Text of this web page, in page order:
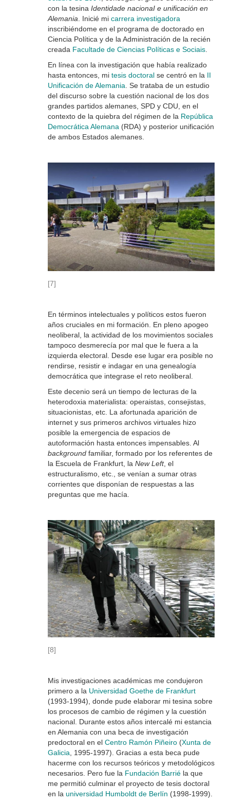
con la tesina Identidade nacionaI e unificación en
Alemania . Inicié mi carrera investigadora
inscribiéndome en el programa de doctorado en
Ciencia Política y de la Administración de la recién
creada Facultade de Ciencias Políticas e Sociais.
En línea con la investigación que había realizado
hasta entonces, mi tesis doctoralse centró en la II
Unificación de Alemania . Se trataba de un estudio
del discurso sobre la cuestión nacional de los dos
grandes partidos alemanes, SPD y CDU, en el
contexto de la quiebra del régimen de la República
Democrática Alemana (RDA) y posterior unificación
de ambos Estados alemanes.
[7]
En términos intelectuales y políticos estos fueron
años cruciales en mi formación. En pleno apogeo
neoliberal, la actividad de los movimientos sociales
tampoco desmerecía por mal que le fuera a la
izquierda electoral. Desde ese lugar era posible no
rendirse, resistir e indagar en una genealogía
democrática que integrase el reto neoliberal.
Este decenio será un tiempo de lecturas de la
heterodoxia materialista: operaistas, consejistas,
situacionistas, etc. La afortunada aparición de
internet y sus primeros archivos virtuales hizo
posible la emergencia de espacios de
autoformación hasta entonces impensables. Al
backgroundfamiliar, formado por los referentes de
la Escuela de Frankfurt, la New Left, el
estructuralismo, etc., se venían a sumar otras
corrientes que disponían de respuestas a las
preguntas que me hacía.
[8]
Mis investigaciones académicas me condujeron
primero a la Universidad Goethe de Frankfurt
(1993-1994), donde pude elaborar mi tesina sobre
los procesos de cambio de régimen y la cuestión
nacional. Durante estos años intercalé mi estancia
en Alemania con una beca de investigación
predoctoral en el Centro Ramón Piñeiro(Xunta de
Galicia, 1995-1997). Gracias a esta beca pude
hacerme con los recursos teóricos y metodológicos
necesarios. Pero fue la Fundación Barriéla que
me permitió culminar el proyecto de tesis doctoral
en la universidad Humboldt de Berlín (1998-1999).